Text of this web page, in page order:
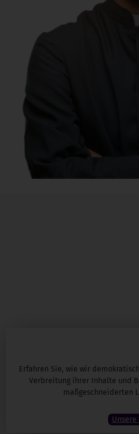
Erfahren Sie, wie wir
Verbreitung ihrer Inhalte und
maßgeschneiderten